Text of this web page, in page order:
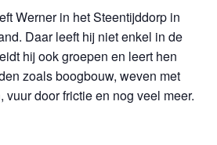
Werner in het Steentijddorp in
Daar leeft hij niet enkel in de
hij ook groepen en leert hen
zoals boogbouw, weven met
vuur door frictie en nog veel meer.